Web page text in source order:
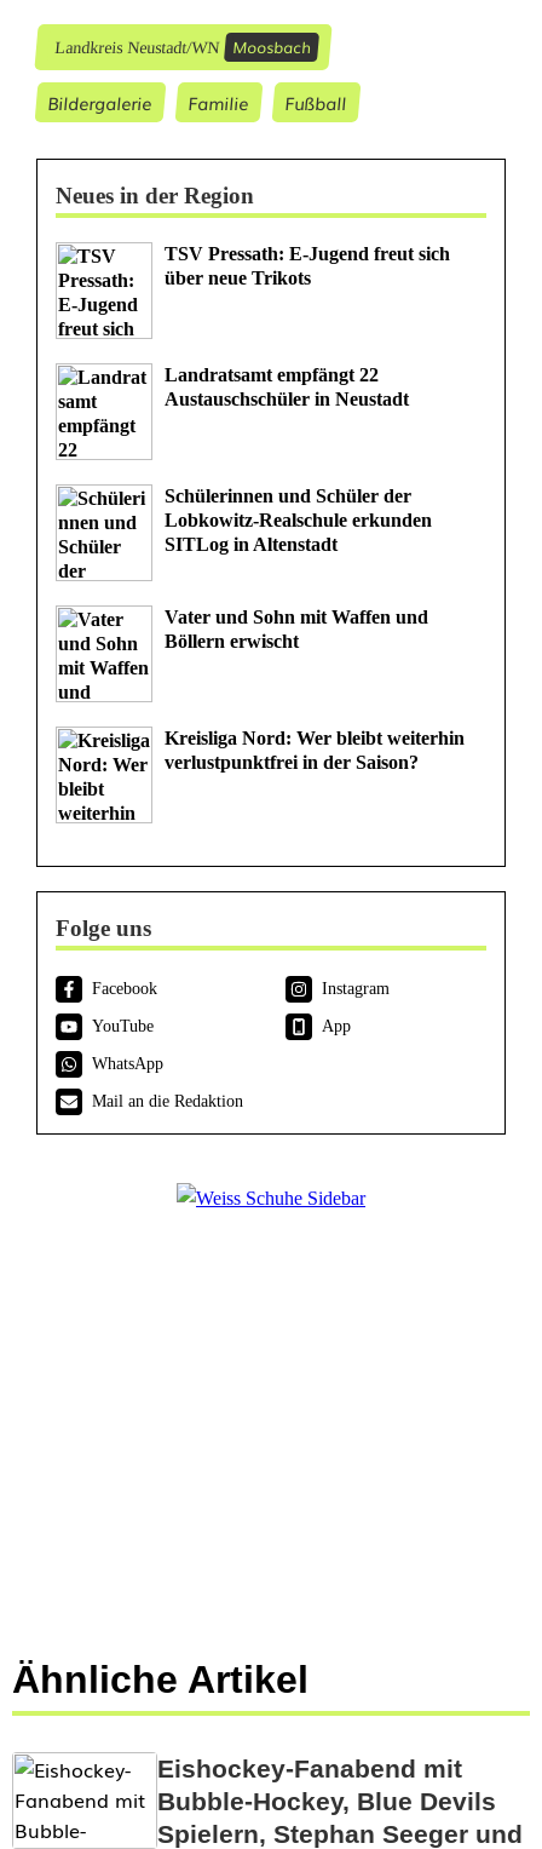
h
o
f
Landkreis Neustadt/WN Moosbach
Bildergalerie Familie Fußball
Neues in der Region
TSV Pressath: E-Jugend freut sich
über neue Trikots
Landratsamt empfängt 22
Austauschschüler in Neustadt
Schülerinnen und Schüler der
Lobkowitz-Realschule erkunden
SITLog in Altenstadt
Vater und Sohn mit Waffen und
Böllern erwischt
Kreisliga Nord: Wer bleibt weiterhin
verlustpunktfrei in der Saison?
Folge uns
Facebook
Instagram
YouTube
App
WhatsApp
Mail an die Redaktion
Ähnliche Artikel
Eishockey-Fanabend mit
Bubble-Hockey, Blue Devils
Spielern, Stephan Seeger und